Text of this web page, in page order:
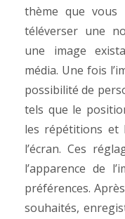
thème que vous
téléverser une
une image
média. Une fois
possibilité de
tels que le
les répétitions et
l’écran. Ces
l’apparence de
préférences.
souhaités,